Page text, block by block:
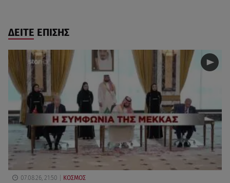
ΔΕΙΤΕ ΕΠΙΣΗΣ
07.08.26, 21:50 ΚΟΣΜΟΣ